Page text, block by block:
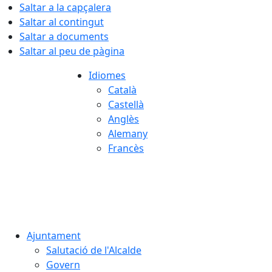
Saltar a la capçalera
Saltar al contingut
Saltar a documents
Saltar al peu de pàgina
Idiomes
Català
Castellà
Anglès
Alemany
Francès
Ajuntament
Salutació de l'Alcalde
Govern